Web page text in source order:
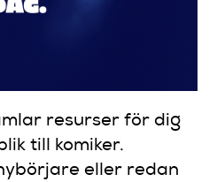
resurser för dig
till komiker.
eller redan